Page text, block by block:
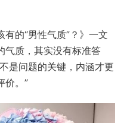
有的“男性气质”？》一文
气质，其实没有标准答
是问题的关键，内涵才更
价。”